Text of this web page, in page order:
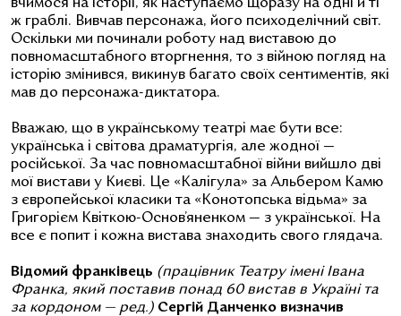
вчимося на історії, як наступаємо щоразу на одні й ті
ж граблі. Вивчав персонажа, його психоделічний світ.
Оскільки ми починали роботу над виставою до
повномасштабного вторгнення, то з війною погляд на
історію змінився, викинув багато своїх сентиментів, які
мав до персонажа-диктатора.
Вважаю, що в українському театрі має бути все:
українська і світова драматургія, але жодної —
російської. За час повномасштабної війни вийшло дві
мої вистави у Києві. Це «Калігула» за Альбером Камю
з європейської класики та «Конотопська відьма» за
Григорієм Квіткою-Основ’яненком — з української. На
все є попит і кожна вистава знаходить свого глядача.
Відомий франківець (працівник Театру імені Івана
Франка, який поставив понад 60 вистав в Україні та
за кордоном — ред.) Сергій Данченко визначив